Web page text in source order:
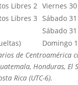
Libres 2 Viernes
Libres 3
Sábado
Sábado
Domingo
de Centroamérica
Honduras, El
Rica (UTC-6).